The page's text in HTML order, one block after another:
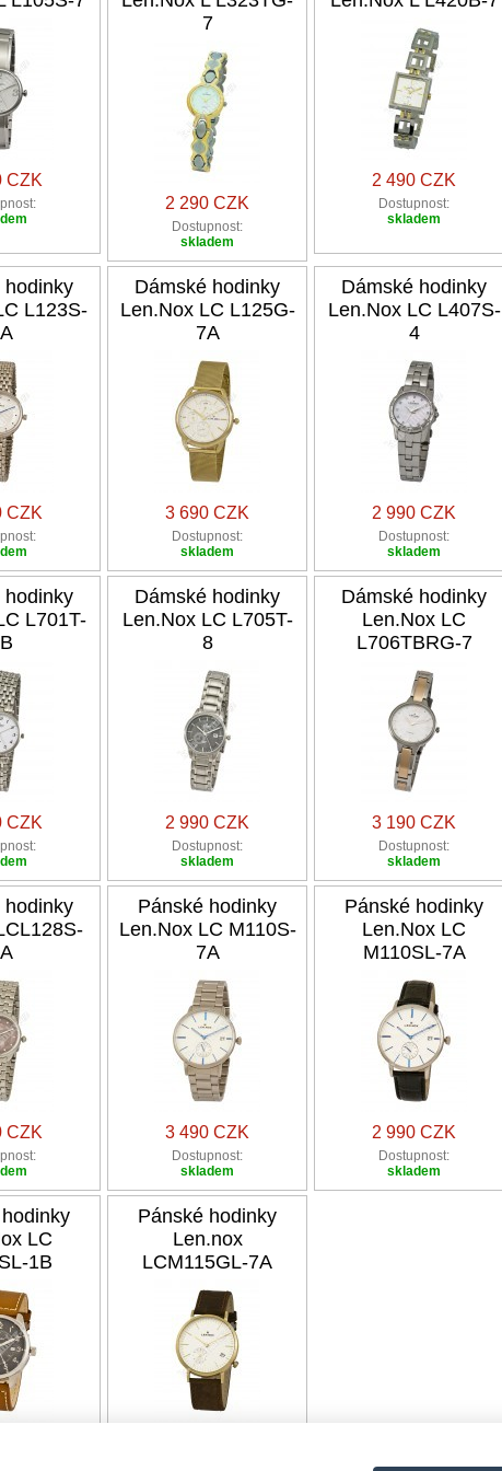
CZK
7
2 290 CZK
Dostupnost:
skladem
2 490 CZK
Dostupnost:
skladem
hodinky
L123S-
CZK
Dámské hodinky
Len.Nox LC L125G-
7A
3 690 CZK
Dostupnost:
skladem
Dámské hodinky
Len.Nox LC L407S-
4
2 990 CZK
Dostupnost:
skladem
hodinky
L701T-
CZK
Dámské hodinky
Len.Nox LC L705T-
8
2 990 CZK
Dostupnost:
skladem
Dámské hodinky
Len.Nox LC
L706TBRG-7
3 190 CZK
Dostupnost:
skladem
hodinky
CZK
Pánské hodinky
Len.Nox LC M110S-
7A
3 490 CZK
Dostupnost:
skladem
Pánské hodinky
Len.Nox LC
M110SL-7A
2 990 CZK
Dostupnost:
skladem
LC
1B
Pánské hodinky
Len.nox
LCM115GL-7A